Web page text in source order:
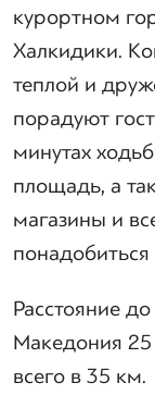
курортном
Халкидики.
теплой и
порадуют
минутах
площадь, а
магазины и
Расстояние
Македония
всего в 35 км.